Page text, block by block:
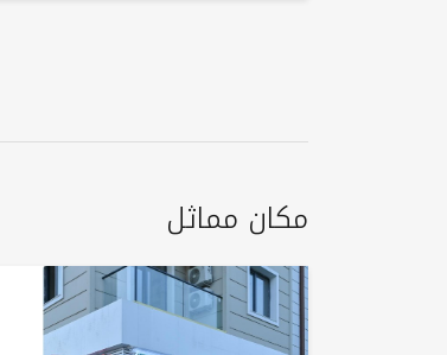
مكان مماثل